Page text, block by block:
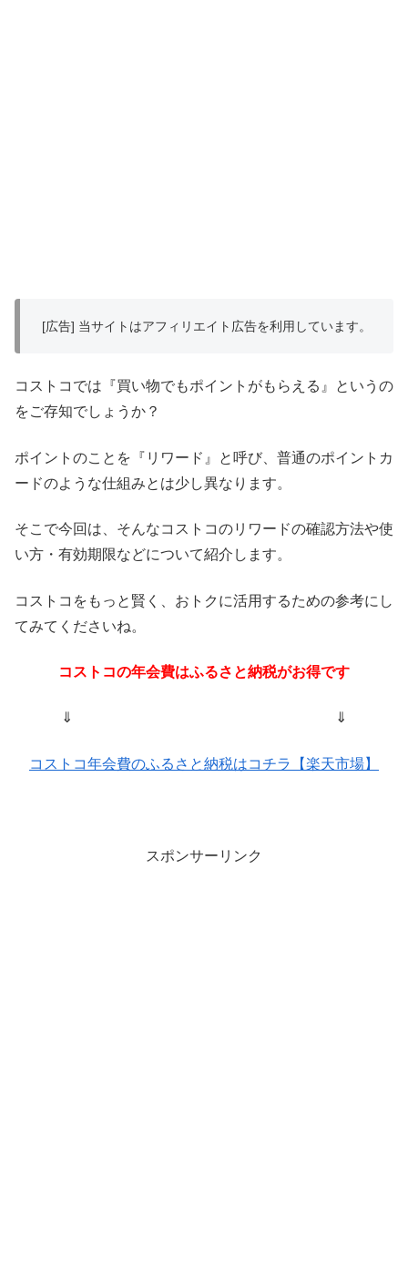
[広告] 当サイトはアフィリエイト広告を利用しています。
コストコでは『買い物でもポイントがもらえる』というの
をご存知でしょうか？
ポイントのことを『リワード』と呼び、普通のポイントカ
ードのような仕組みとは少し異なります。
そこで今回は、そんなコストコのリワードの確認方法や使
い方・有効期限などについて紹介します。
コストコをもっと賢く、おトクに活用するための参考にし
てみてくださいね。
コストコの年会費はふるさと納税がお得です
⇓ ⇓
コストコ年会費のふるさと納税はコチラ【楽天市場】
スポンサーリンク